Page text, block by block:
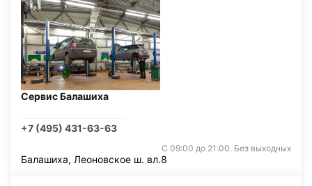
Сервис Балашиха
+7 (495) 431-63-63
С 09:00 до 21:00. Без выходных
Балашиха, Леоновское ш. вл.8